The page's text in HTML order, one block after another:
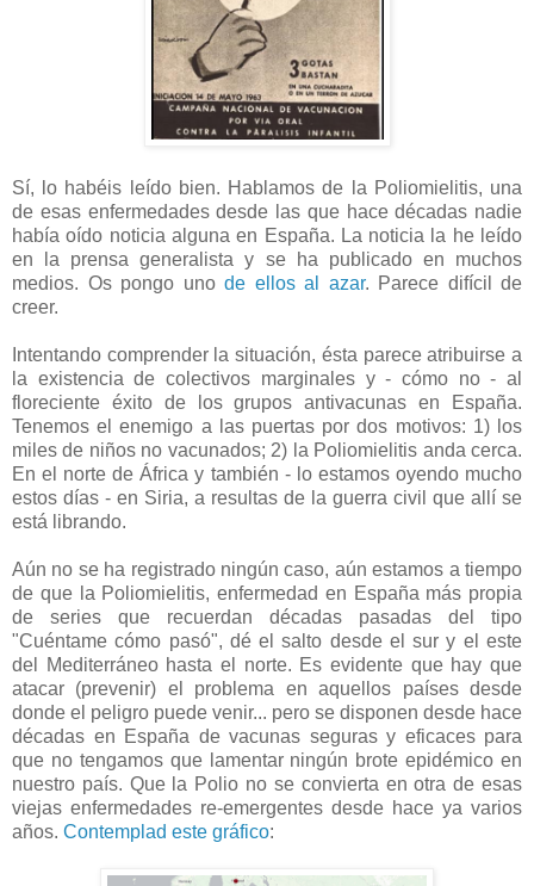
Sí, lo habéis leído bien. Hablamos de la Poliomielitis, una
de esas enfermedades desde las que hace décadas nadie
había oído noticia alguna en España. La noticia la he leído
en la prensa generalista y se ha publicado en muchos
medios. Os pongo uno de ellos al azar. Parece difícil de
creer.
Intentando comprender la situación, ésta parece atribuirse a
la existencia de colectivos marginales y - cómo no - al
floreciente éxito de los grupos antivacunas en España.
Tenemos el enemigo a las puertas por dos motivos: 1) los
miles de niños no vacunados; 2) la Poliomielitis anda cerca.
En el norte de África y también - lo estamos oyendo mucho
estos días - en Siria, a resultas de la guerra civil que allí se
está librando.
Aún no se ha registrado ningún caso, aún estamos a tiempo
de que la Poliomielitis, enfermedad en España más propia
de series que recuerdan décadas pasadas del tipo
"Cuéntame cómo pasó", dé el salto desde el sur y el este
del Mediterráneo hasta el norte. Es evidente que hay que
atacar (prevenir) el problema en aquellos países desde
donde el peligro puede venir... pero se disponen desde hace
décadas en España de vacunas seguras y eficaces para
que no tengamos que lamentar ningún brote epidémico en
nuestro país. Que la Polio no se convierta en otra de esas
viejas enfermedades re-emergentes desde hace ya varios
años. Contemplad este gráfico: